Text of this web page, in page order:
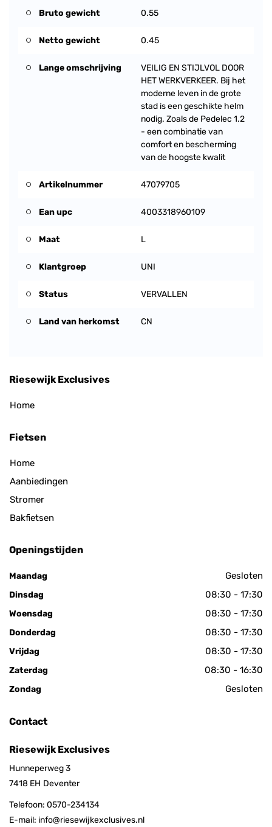
Bruto gewicht 0.55
Netto gewicht 0.45
Lange omschrijving
VEILIG EN STIJLVOL DOOR
HET WERKVERKEER. Bij het
moderne leven in de grote
stad is een geschikte helm
nodig. Zoals de Pedelec 1.2
- een combinatie van
comfort en bescherming
van de hoogste kwalit
Artikelnummer 47079705
Ean upc 4003318960109
Maat L
Klantgroep UNI
Status VERVALLEN
Land van herkomst CN
Riesewijk Exclusives
Home
Fietsen
Home
Aanbiedingen
Stromer
Bakfietsen
Openingstijden
Maandag Gesloten
Dinsdag 08:30 - 17:30
Woensdag 08:30 - 17:30
Donderdag 08:30 - 17:30
Vrijdag 08:30 - 17:30
Zaterdag 08:30 - 16:30
Zondag Gesloten
Contact
Riesewijk Exclusives
Hunneperweg 3
7418 EH Deventer
Telefoon: 0570-234134
E-mail: info@riesewijkexclusives.nl